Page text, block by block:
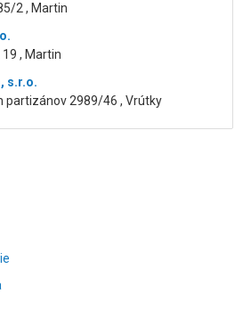
2 , Martin
, Martin
s.r.o.
partizánov 2989/46 , Vrútky